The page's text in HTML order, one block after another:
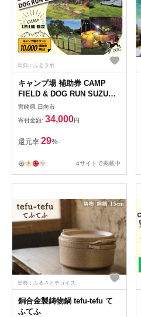
出典：ふるラボ
キャンプ場 補助券 CAMP
FIELD & DOG RUN SUZU
10,000円分 [鈴建 宮崎県 日向
市 452061071-d] 施設利用券
利用補助券 宿泊補助券 宿泊
キャンプ 貸切 ドッグラン 日
帰り アウトドア
宮崎県 日向市
寄付金額: 34,000円
還元率 29%
4サイトで掲載中
出典：ふるさとチョイス
銅合金製鋳物鍋 tefu-tefu て
ふてふ